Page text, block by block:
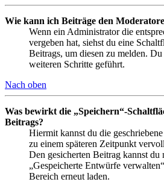
Wie kann ich Beiträge den
Wenn ein Administrator die
vergeben hat, siehst du eine
Beitrags, um diesen zu melden.
weiteren Schritte geführt.
Nach oben
Was bewirkt die „Speichern“-
Beitrags?
Hiermit kannst du die
zu einem späteren Zeitpunkt
Den gesicherten Beitrag kannst du
„Gespeicherte Entwürfe
Bereich erneut laden.